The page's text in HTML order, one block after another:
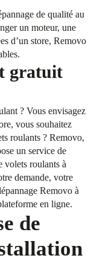
de qualité au
un moteur, une
d’un store, Removo
gratuit
? Vous envisagez
vous souhaitez
roulants ? Removo,
un service de
volets roulants à
demande, votre
Removo à
en ligne.
de